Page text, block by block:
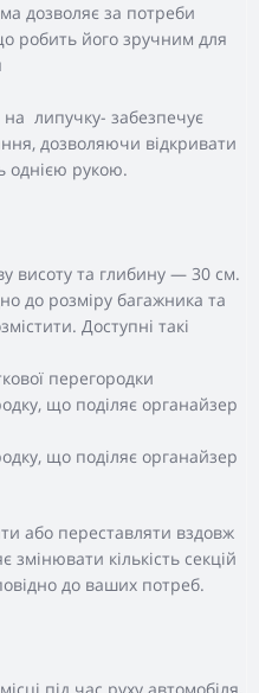
дозволяє за потреби
робить його зручним для
липучку- забезпечує
дозволяючи відкривати
однією рукою.
висоту та глибину — 30 см.
до розміру багажника та
Доступні такі
перегородки
що поділяє органайзер
що поділяє органайзер
або переставляти вздовж
кількість секцій
до ваших потреб.